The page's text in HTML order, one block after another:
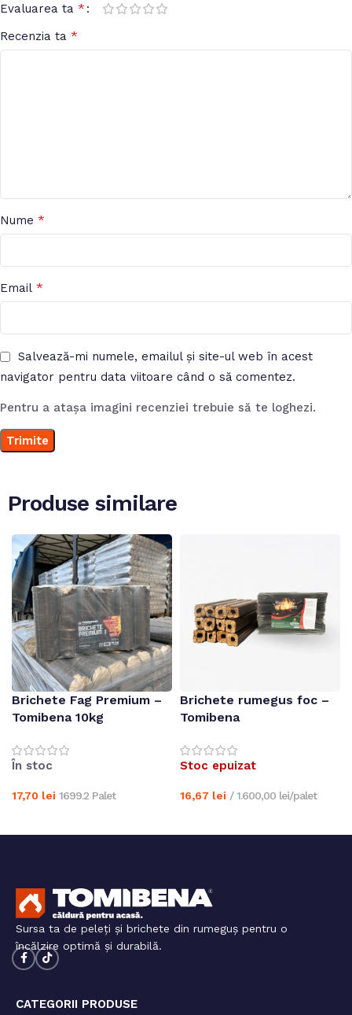
Evaluarea ta *
Recenzia ta *
Nume *
Email *
Salvează-mi numele, emailul și site-ul web în acest
navigator pentru data viitoare când o să comentez.
Pentru a atașa imagini recenziei trebuie să te loghezi.
Produse similare
Brichete Fag Premium –
Tomibena 10kg
În stoc
17,70 lei 1699.2 Palet
Brichete rumegus foc –
Tomibena
Stoc epuizat
16,67 lei / 1.600,00 lei/palet
Sursa ta de peleți și brichete din rumeguș pentru o
încălzire optimă și durabilă.
CATEGORII PRODUSE